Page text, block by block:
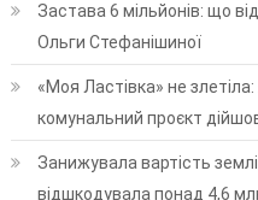
Застава 6 мільйонів: що
Ольги Стефанішиної
«Моя Ластівка» не
комунальний проєкт
Занижувала вартість
відшкодувала понад 4,6